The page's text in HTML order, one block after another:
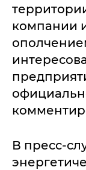
компании
В пресс-